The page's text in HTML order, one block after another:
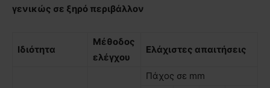
γενικώς σε ξηρό περιβάλλον
Ιδιότητα
Μέθοδος
ελέγχου
Ελάχιστες απαιτήσεις
Πάχος σε mm